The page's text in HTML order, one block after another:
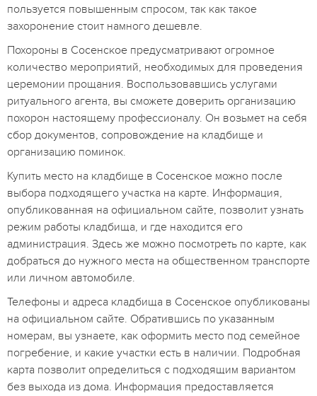
пользуется повышенным спросом, так как такое
захоронение стоит намного дешевле.
Похороны в Сосенское предусматривают огромное
количество мероприятий, необходимых для проведения
церемонии прощания. Воспользовавшись услугами
ритуального агента, вы сможете доверить организацию
похорон настоящему профессионалу. Он возьмет на себя
сбор документов, сопровождение на кладбище и
организацию поминок.
Купить место на кладбище в Сосенское можно после
выбора подходящего участка на карте. Информация,
опубликованная на официальном сайте, позволит узнать
режим работы кладбища, и где находится его
администрация. Здесь же можно посмотреть по карте, как
добраться до нужного места на общественном транспорте
или личном автомобиле.
Телефоны и адреса кладбища в Сосенское опубликованы
на официальном сайте. Обратившись по указанным
номерам, вы узнаете, как оформить место под семейное
погребение, и какие участки есть в наличии. Подробная
карта позволит определиться с подходящим вариантом
без выхода из дома. Информация предоставляется